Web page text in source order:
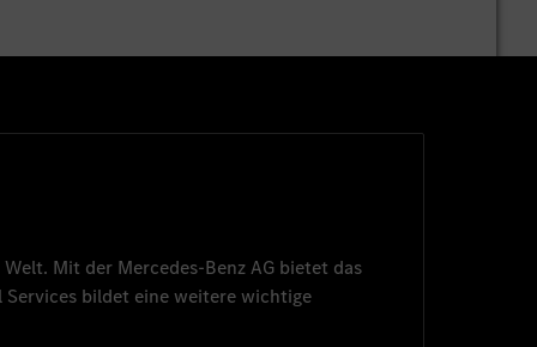
Mit der Mercedes-Benz AG bietet das
Services bildet eine weitere wichtige